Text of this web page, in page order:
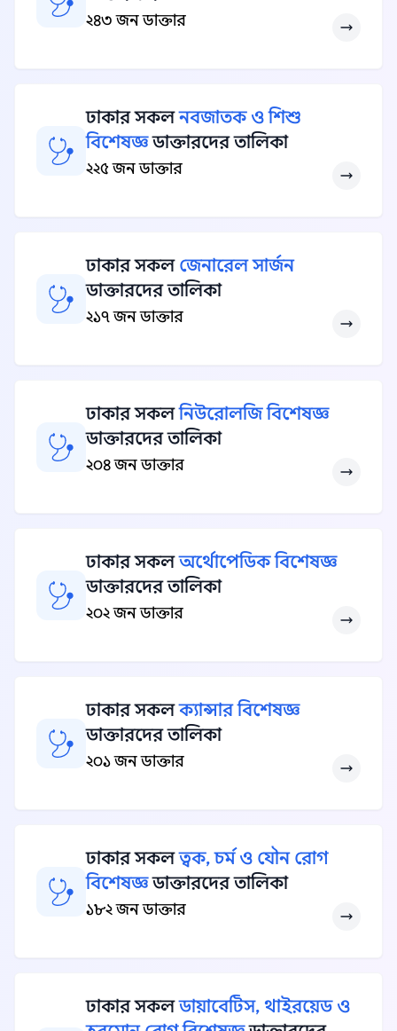
২৪৩ জন ডাক্তার
ঢাকার সকলনবজাতক ও শিশু
বিশেষজ্ঞডাক্তারদের তালিকা
২২৫ জন ডাক্তার
ঢাকার সকল জেনারেল সার্জন
ডাক্তারদের তালিকা
২১৭ জন ডাক্তার
ঢাকার সকলনিউরোলজি বিশেষজ্ঞ
ডাক্তারদের তালিকা
২০৪ জন ডাক্তার
ঢাকার সকলঅর্থোপেডিক বিশেষজ্ঞ
ডাক্তারদের তালিকা
২০২ জন ডাক্তার
ঢাকার সকলক্যান্সার বিশেষজ্ঞ
ডাক্তারদের তালিকা
২০১ জন ডাক্তার
ঢাকার সকলত্বক, চর্ম ও যৌন রোগ
বিশেষজ্ঞডাক্তারদের তালিকা
১৮২ জন ডাক্তার
ঢাকার সকলডায়াবেটিস, থাইরয়েড ও